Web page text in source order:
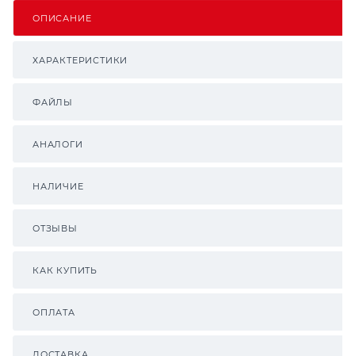
ОПИСАНИЕ
ХАРАКТЕРИСТИКИ
ФАЙЛЫ
АНАЛОГИ
НАЛИЧИЕ
ОТЗЫВЫ
КАК КУПИТЬ
ОПЛАТА